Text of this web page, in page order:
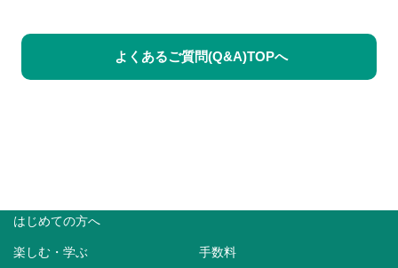
よくあるご質問(Q&A)TOPへ
はじめての方へ
楽しむ・学ぶ 手数料